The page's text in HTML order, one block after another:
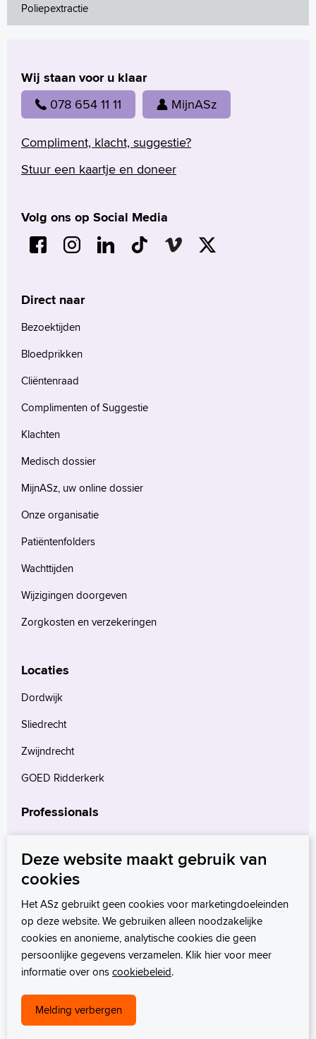
Homepage
Praktische informatie
Specialismen
Werken en leren
Contact
MijnASz
Zoeken
English
Türkçe
Arabisch
Poliepextractie
Wij staan voor u klaar
078 654 11 11 MijnASz
Compliment, klacht, suggestie?
Stuur een kaartje en doneer
Volg ons op Social Media
Direct naar
Bezoektijden
Bloedprikken
Cliëntenraad
Complimenten of Suggestie
Klachten
Medisch dossier
MijnASz, uw online dossier
Onze organisatie
Patiëntenfolders
Wachttijden
Wijzigingen doorgeven
Zorgkosten en verzekeringen
Locaties
Dordwijk
Sliedrecht
Zwijndrecht
GOED Ridderkerk
Professionals
Verwijzers
Wetenschappelijk onderzoek
Deze website maakt gebruik van
cookies
Het ASz gebruikt geen cookies voor marketingdoeleinden
op deze website. We gebruiken alleen noodzakelijke
cookies en anonieme, analytische cookies die geen
persoonlijke gegevens verzamelen. Klik hier voor meer
informatie over onscookiebeleid.
Melding verbergen